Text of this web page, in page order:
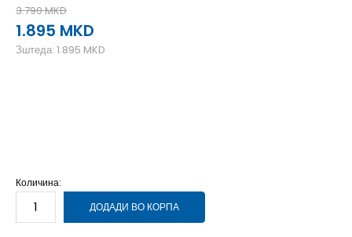
3.790MKD
1.895 MKD
Зштеда: 1.895 MKD
Количина:
ДОДАДИ ВО КОРПА